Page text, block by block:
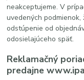
neakceptujeme. V
uvedených
odstúpenie od
odosielajúceho späť.
Reklamačný
predajne